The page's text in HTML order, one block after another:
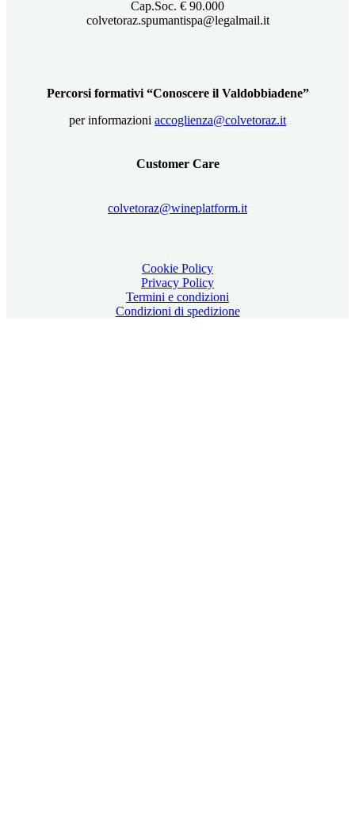
Cap.Soc. € 90.000
colvetoraz.spumantispa@legalmail.it
Percorsi formativi “Conoscere il Valdobbiadene”
per informazioni accoglienza@colvetoraz.it
Customer Care
colvetoraz@wineplatform.it
Cookie Policy
Privacy Policy
Termini e condizioni
Condizioni di spedizione